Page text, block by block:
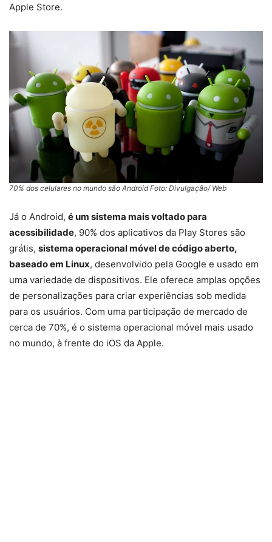
Apple Store.
70% dos celulares no mundo são Android Foto: Divulgação/ Web
Já o Android, é um sistema mais voltado para
acessibilidade, 90% dos aplicativos da Play Stores são
grátis, sistema operacional móvel de código aberto,
baseado em Linux, desenvolvido pela Google e usado em
uma variedade de dispositivos. Ele oferece amplas opções
de personalizações para criar experiências sob medida
para os usuários. Com uma participação de mercado de
cerca de 70%, é o sistema operacional móvel mais usado
no mundo, à frente do iOS da Apple.